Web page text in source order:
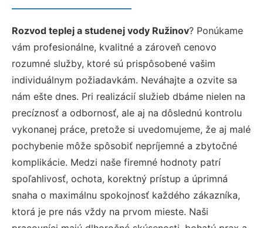
Rozvod teplej a studenej vody Ružinov? Ponúkame
vám profesionálne, kvalitné a zároveň cenovo
rozumné služby, ktoré sú prispôsobené vašim
individuálnym požiadavkám. Neváhajte a ozvite sa
nám ešte dnes. Pri realizácií služieb dbáme nielen na
precíznosť a odbornosť, ale aj na dôslednú kontrolu
vykonanej práce, pretože si uvedomujeme, že aj malé
pochybenie môže spôsobiť nepríjemné a zbytočné
komplikácie. Medzi naše firemné hodnoty patrí
spoľahlivosť, ochota, korektný prístup a úprimná
snaha o maximálnu spokojnosť každého zákazníka,
ktorá je pre nás vždy na prvom mieste. Naši